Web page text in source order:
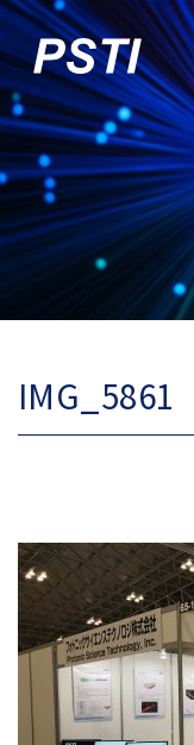
IMG_5861